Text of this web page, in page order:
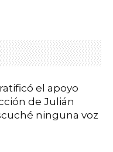
el apoyo
de Julián
ninguna voz